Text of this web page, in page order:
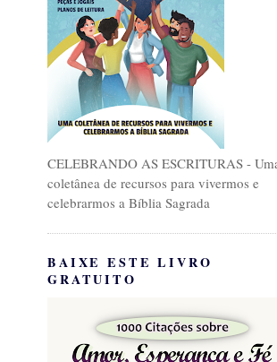
CELEBRANDO AS ESCRITURAS -
coletânea de recursos para vivermos e
celebrarmos a Bíblia Sagrada
BAIXE ESTE LIVRO
GRATUITO